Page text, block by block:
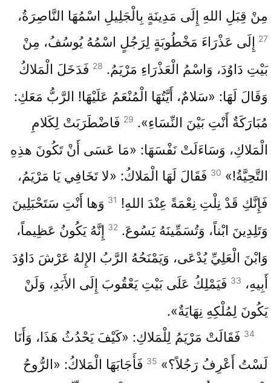
مِنْ قِبَلِ اللهِ إِلَى مَدِينَةٍ بِالْجَلِيلِ اسْمُهَا النَّاصِرَةُ،
27 إِلَى عَذْرَاءَ مَخْطُوبَةٍ لِرَجُلٍ اسْمُهُ يُوسُفُ، مِنْ
بَيْتِ دَاوُدَ، وَاسْمُ الْعَذْرَاءِ مَرْيَمُ. 28 فَدَخَلَ الْمَلاكُ
وَقَالَ لَهَا: «سَلامٌ، أَيَّتُهَا الْمُنْعَمُ عَلَيْهَا! الرَّبُّ مَعَكِ:
مُبَارَكَةٌ أَنْتِ بَيْنَ النِّسَاءِ». 29 فَاضْطَرَبَتْ لِكَلامِ
الْمَلاكِ، وَسَاءَلَتْ نَفْسَهَا: «مَا عَسَى أَنْ تَكُونَ هذِهِ
التَّحِيَّةُ!» 30 فَقَالَ لَهَا الْمَلاكُ: «لا تَخَافِي يَا مَرْيَمُ،
فَإِنَّكِ قَدْ نِلْتِ نِعْمَةً عِنْدَ اللهِ! 31 وَها أَنْتِ سَتَحْبَلِينَ
وَتَلِدِينَ ابْناً، وَتُسَمِّينَهُ يَسُوعَ. 32 إِنَّهُ يَكُونُ عَظِيماً،
وَابْنَ الْعَلِيِّ يُدْعَى، وَيَمْنَحُهُ الرَّبُ الإِلهُ عَرْشَ دَاوُدَ
أَبِيهِ، 33 فَيَمْلِكُ عَلَى بَيْتِ يَعْقُوبَ إِلَى الأَبَدِ، وَلَنْ
يَكُونَ لِمُلْكِهِ نِهَايَةٌ».
34 فَقَالَتْ مَرْيَمُ لِلْمَلاكِ: «كَيْفَ يَحْدُثُ هَذَا، وَأَنَا
لَسْتُ أَعْرِفُ رَجُلاً؟» 35 فَأَجَابَهَا الْمَلاكُ: «الرُّوحُ